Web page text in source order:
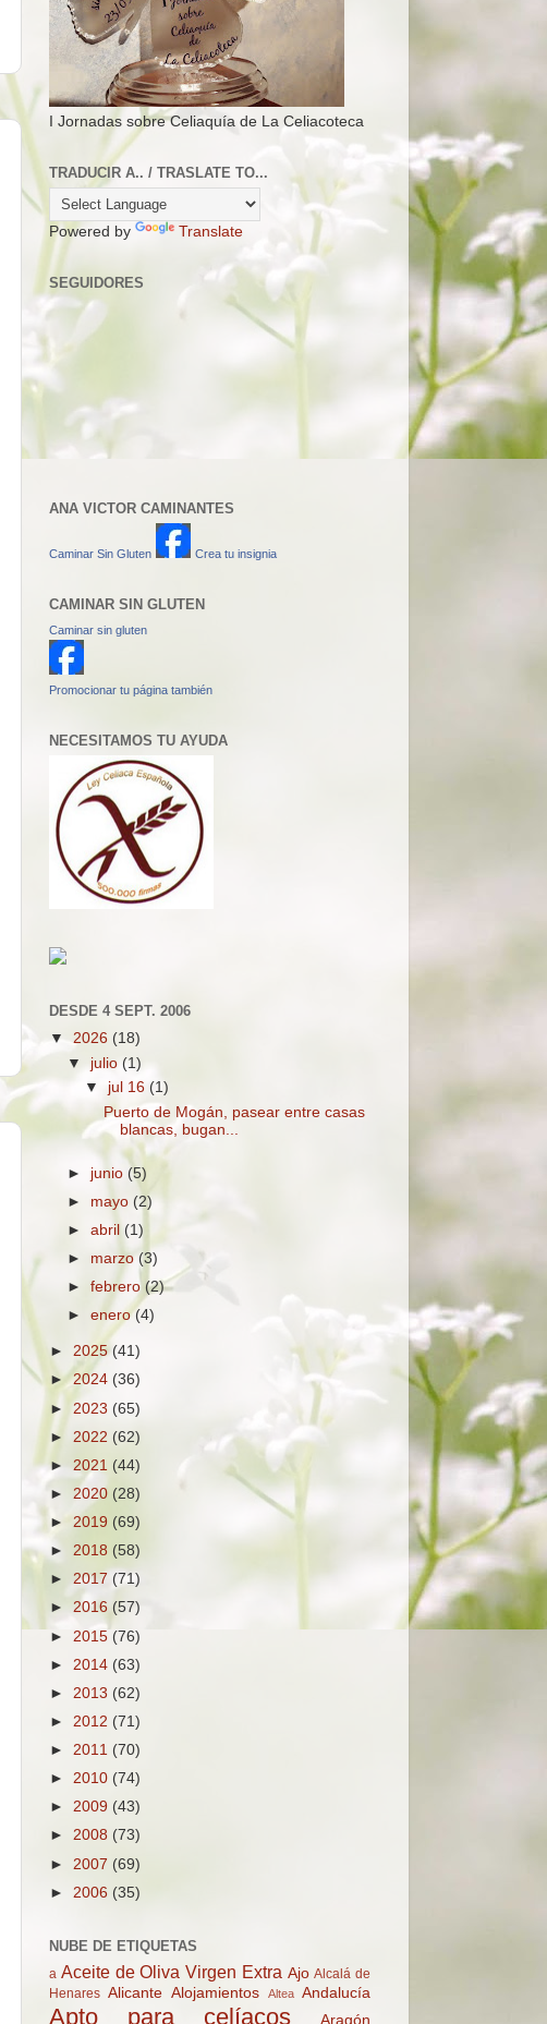
I Jornadas sobre Celiaquía de La Celiacoteca
TRADUCIR A.. / TRASLATE TO...
Powered by Translate
SEGUIDORES
ANA VICTOR CAMINANTES
Caminar Sin Gluten Crea tu insignia
CAMINAR SIN GLUTEN
Caminar sin gluten
Promocionar tu página también
NECESITAMOS TU AYUDA
DESDE 4 SEPT. 2006
▼ 2026 (18)
▼ julio(1)
▼jul 16(1)
Puerto de Mogán, pasear entre casas
blancas, bugan...
► junio (5)
► mayo (2)
►abril(1)
► marzo (3)
►febrero(2)
►enero(4)
► 2025 (41)
►2024 (36)
► 2023 (65)
► 2022 (62)
► 2021 (44)
► 2020 (28)
► 2019 (69)
► 2018 (58)
► 2017 (71)
► 2016 (57)
► 2015 (76)
► 2014 (63)
► 2013 (62)
► 2012 (71)
► 2011 (70)
► 2010 (74)
► 2009 (43)
► 2008 (73)
► 2007 (69)
► 2006 (35)
NUBE DE ETIQUETAS
a Aceite de Oliva Virgen Extra Ajo Alcalá de
Henares Alicante Alojamientos Altea Andalucía
Apto para celíacos Aragón